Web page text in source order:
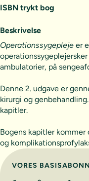
ISBN trykt bog
Beskrivelse
Operationssygepleje er
ambulatorier, på
Denne 2. udgave er
kirurgi og
kapitler.
Bogens kapitler
og
Vælg
VORES